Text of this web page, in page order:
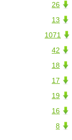
26
13
1071
42
18
17
19
16
8